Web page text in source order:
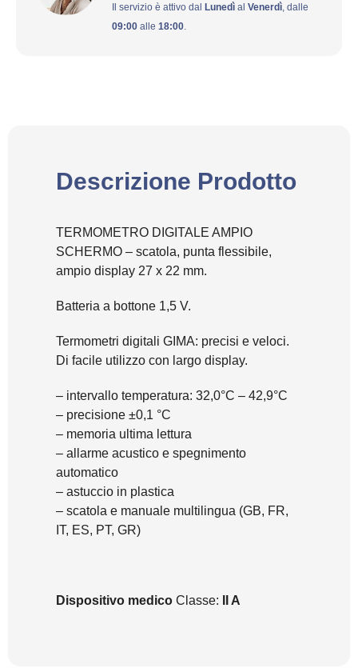
Il servizio è attivo dal Lunedì al Venerdì , dalle
09:00 alle 18:00
Descrizione Prodotto
TERMOMETRO DIGITALE AMPIO
SCHERMO – scatola, punta flessibile,
ampio display 27 x 22 mm.
Batteria a bottone 1,5 V.
Termometri digitali GIMA: precisi e veloci.
Di facile utilizzo con largo display.
– intervallo temperatura: 32,0°C – 42,9°C
– precisione ±0,1 °C
– memoria ultima lettura
– allarme acustico e spegnimento
automatico
– astuccio in plastica
– scatola e manuale multilingua (GB, FR,
IT, ES, PT, GR)
Dispositivo medico Classe: II A